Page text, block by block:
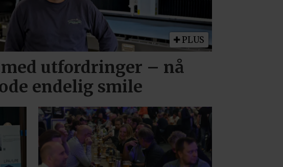
PLUS
utfordringer – nå
endelig smile